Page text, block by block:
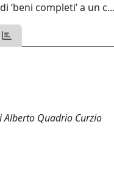
completi’ a un c...
Alberto Quadrio Curzio